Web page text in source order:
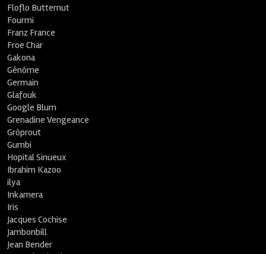
Floflo Butternut
Fourmi
Franz France
Froe Char
Gakona
Génôme
Germain
Glafouk
Google Blum
Grenadine Vengeance
Grôprout
Gumbi
Hopital Sinueux
Ibrahim Kazoo
ilya
Inkamera
Iris
Jacques Cochise
Jambonbill
Jean Bender